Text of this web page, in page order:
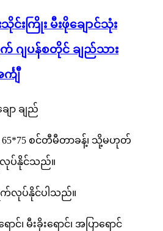
သိုင်းကြိုး မီးဖိုချောင်သုံး
ဂျပန်စတိုင် ချည်သား
ကျီ
ော ချည်
စင်တီမီတာခန့်၊ သို့မဟုတ်
ပ်နိုင်သည်။
လုပ်နိုင်ပါသည်။
ာင်၊ မီးခိုးရောင်၊ အပြာရောင်